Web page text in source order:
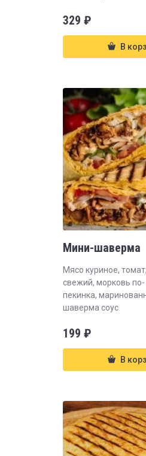
329 ₽
В
Мини-шаверма
Мясо куриное,
свежий, морковь по-
пекинка,
шаверма соус
199 ₽
В